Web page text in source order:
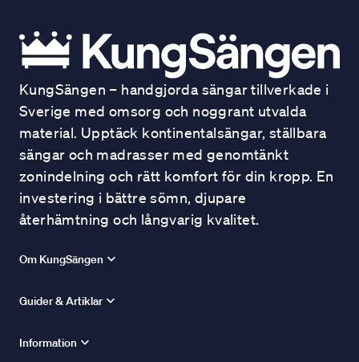
KungSängen – handgjorda sängar tillverkade i
Sverige med omsorg och noggrant utvalda
material. Upptäck kontinentalsängar, ställbara
sängar och madrasser med genomtänkt
zonindelning och rätt komfort för din kropp. En
investering i bättre sömn, djupare
återhämtning och långvarig kvalitet.
Om KungSängen
Guider & Artiklar
Information